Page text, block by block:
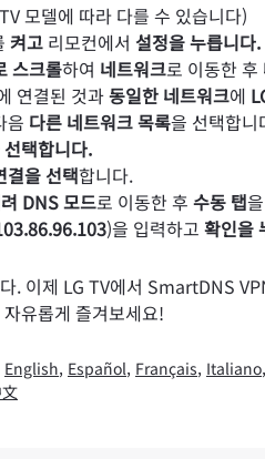
모델에 따라 다를 수 있습니다)
켜고 리모컨에서 설정을 누릅니다.
스크롤하여 네트워크로 이동한 후
연결된 것과동일한 네트워크에
음 다른 네트워크 목록을 선택합니
택합니다.
결을 선택합니다.
DNS 모드로 이동한 후 수동 탭
)을 입력하고 확인을
. 이제 LG TV에서 SmartDNS
유롭게 즐겨보세요!
English, Español, Français, Italiano,